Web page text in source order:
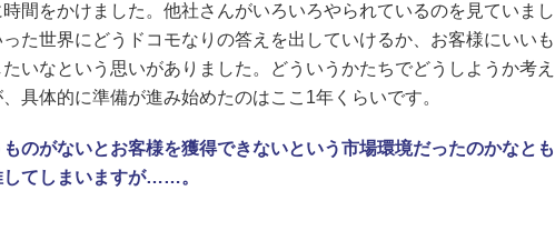
間をかけました。他社さんがいろいろやられているのを見ていまし
た世界にどうドコモなりの答えを出していけるか、お客様にいいも
いなという思いがありました。どういうかたちでどうしようか考え
具体的に準備が進み始めたのはここ1年くらいです。
ものがないとお客様を獲得できないという市場環境だったのかなとも
してしまいますが……。